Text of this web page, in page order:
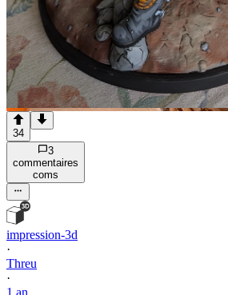
34
3
commentaires
coms
impression-3d
·
Threu
·